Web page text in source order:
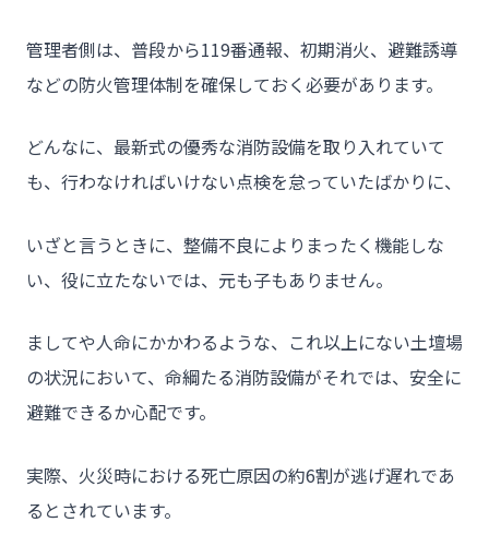
管理者側は、普段から119番通報、初期消火、避難誘導
などの防火管理体制を確保しておく必要があります。
どんなに、最新式の優秀な消防設備を取り入れていて
も、行わなければいけない点検を怠っていたばかりに、
いざと言うときに、整備不良によりまったく機能しな
い、役に立たないでは、元も子もありません。
ましてや人命にかかわるような、これ以上にない土壇場
の状況において、命綱たる消防設備がそれでは、安全に
避難できるか心配です。
実際、火災時における死亡原因の約6割が逃げ遅れであ
るとされています。